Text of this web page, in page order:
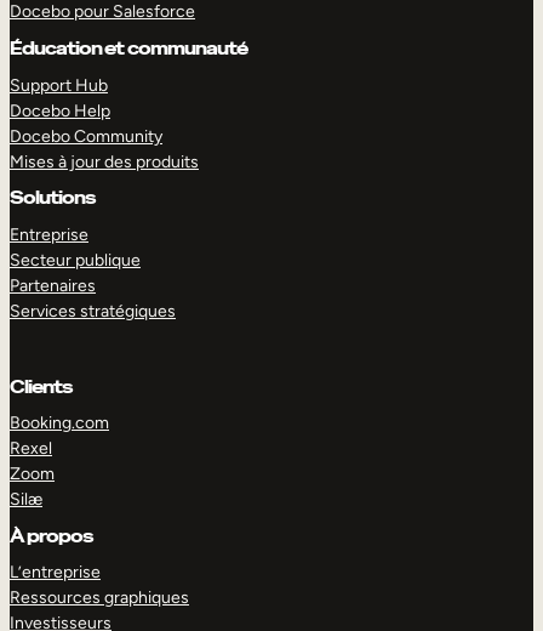
Docebo pour Salesforce
Éducation et communauté
Support Hub
Docebo Help
Docebo Community
Mises à jour des produits
Solutions
Entreprise
Secteur publique
Partenaires
Services stratégiques
Clients
Booking.com
Rexel
Zoom
Silæ
À propos
L’entreprise
Ressources graphiques
Investisseurs